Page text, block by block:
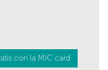
con la MIC card